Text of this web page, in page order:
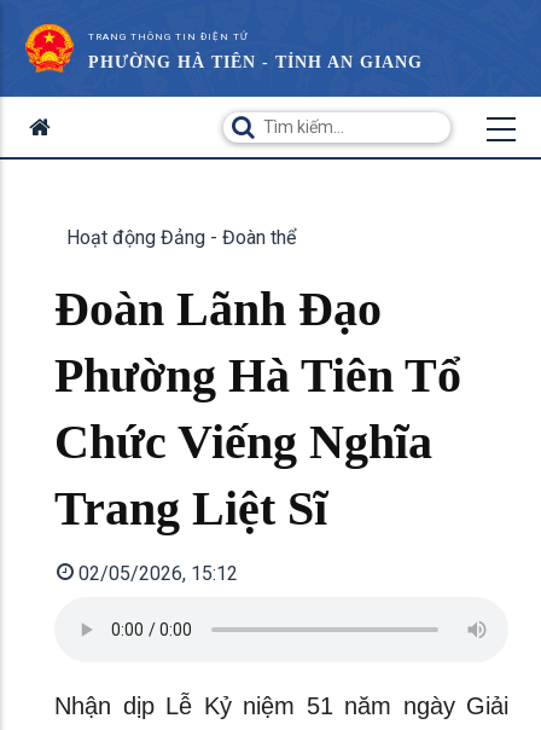
TRANG THÔNG TIN ĐIỆN TỬ
PHƯỜNG HÀ TIÊN - TỈNH AN GIANG
Hoạt động Đảng - Đoàn thể
Đoàn Lãnh Đạo
Phường Hà Tiên Tổ
Chức Viếng Nghĩa
Trang Liệt Sĩ
02/05/2026, 15:12
Nhận dịp Lễ Kỷ niệm 51 năm ngày Giải